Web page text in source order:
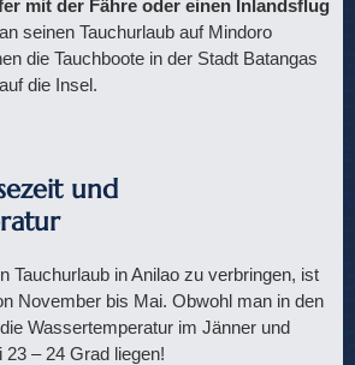
mit der Fähre oder einen Inlandsflug
seinen Tauchurlaub auf Mindoro
die Tauchboote in der Stadt Batangas
die Insel.
und
Tauchurlaub in Anilao zu verbringen, ist
November bis Mai. Obwohl man in den
Wassertemperatur im Jänner und
– 24 Grad liegen!